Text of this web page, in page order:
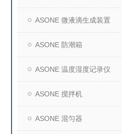
ASONE 微液滴生成装置
ASONE 防潮箱
ASONE 温度湿度记录仪
ASONE 搅拌机
ASONE 混匀器